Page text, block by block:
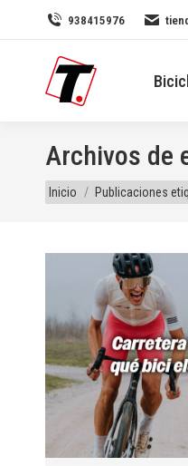
938415976
Archivos de
Estás aquí:
Inicio Publicaciones